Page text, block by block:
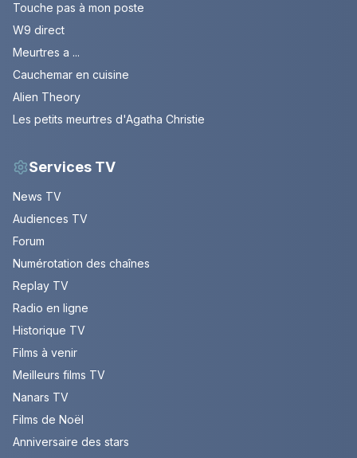
Touche pas à mon poste
W9 direct
Meurtres a ...
Cauchemar en cuisine
Alien Theory
Les petits meurtres d'Agatha Christie
Services TV
News TV
Audiences TV
Forum
Numérotation des chaînes
Replay TV
Radio en ligne
Historique TV
Films à venir
Meilleurs films TV
Nanars TV
Films de Noël
Anniversaire des stars